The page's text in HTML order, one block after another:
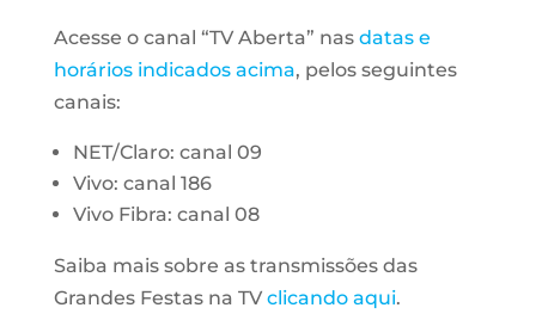
Acesse o canal “TV Aberta” nas datas e
horários indicados acima, pelos seguintes
canais:
NET/Claro: canal 09
Vivo: canal 186
Vivo Fibra: canal 08
Saiba mais sobre as transmissões das
Grandes Festas na TV clicando aqui.